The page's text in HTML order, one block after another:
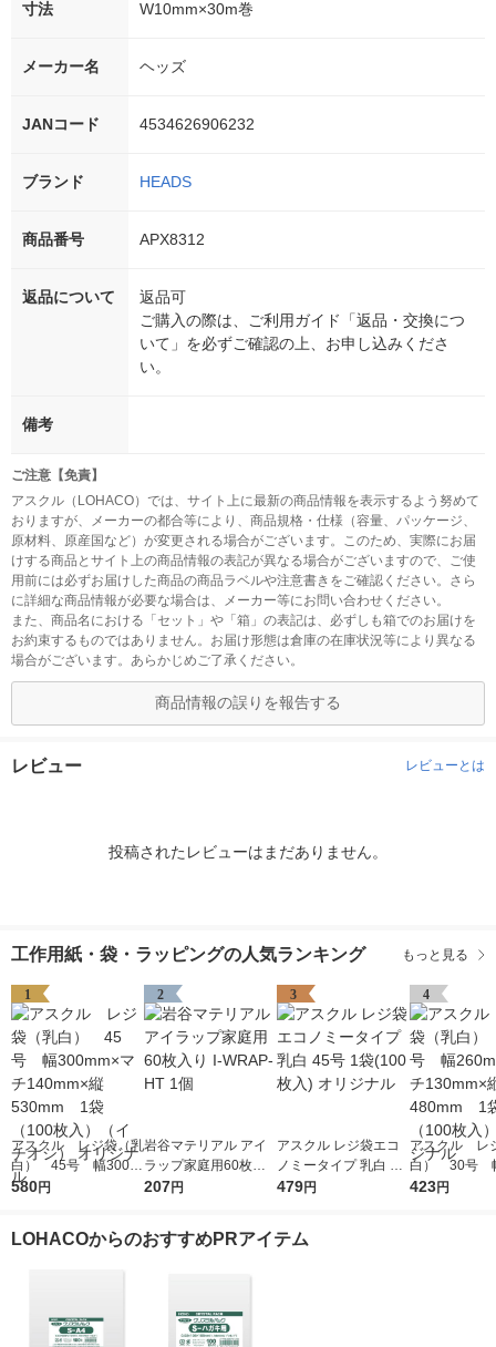
寸法 W10mm×30m巻
メーカー名 ヘッズ
JANコード 4534626906232
ブランド HEADS
商品番号 APX8312
返品について
返品可
ご購入の際は、ご利用ガイド「返品・交換につ
いて」を必ずご確認の上、お申し込みくださ
い。
備考
ご注意【免責】
アスクル（LOHACO）では、サイト上に最新の商品情報を表示するよう努めて
おりますが、メーカーの都合等により、商品規格・仕様（容量、パッケージ、
原材料、原産国など）が変更される場合がございます。このため、実際にお届
けする商品とサイト上の商品情報の表記が異なる場合がございますので、ご使
用前には必ずお届けした商品の商品ラベルや注意書きをご確認ください。さら
に詳細な商品情報が必要な場合は、メーカー等にお問い合わせください。
また、商品名における「セット」や「箱」の表記は、必ずしも箱でのお届けを
お約束するものではありません。お届け形態は倉庫の在庫状況等により異なる
場合がございます。あらかじめご了承ください。
商品情報の誤りを報告する
レビュー レビューとは
投稿されたレビューはまだありません。
工作用紙・袋・ラッピングの人気ランキング もっと見る
1
アスクル レジ袋（乳
白） 45号 幅300m
m×マチ140mm×縦53
リジナル
580円
2
岩谷マテリアル アイ
ラップ家庭用60枚入
り I-WRAP-HT 1個
207円
3
アスクル レジ袋エコ
ノミータイプ 乳白 45
号 1袋(100枚入) オリ
479円
4
アスクル レ
白） 30号
m×マチ
423円
LOHACOからのおすすめPRアイテム